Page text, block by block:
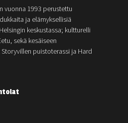
vuonna 1993 perustettu
ja elämyksellisiä
keskustassa; kultturelli
sekä kesäiseen
puistoterassi ja Hard